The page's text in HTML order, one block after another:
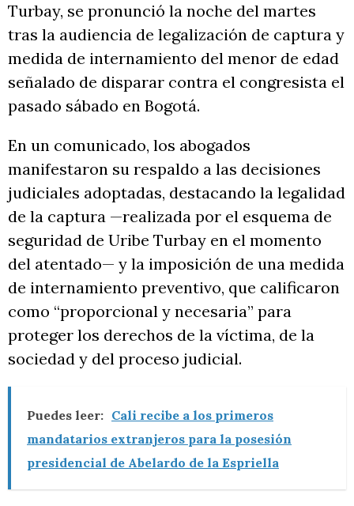
Turbay, se pronunció la noche del martes
tras la audiencia de legalización de captura y
medida de internamiento del menor de edad
señalado de disparar contra el congresista el
pasado sábado en Bogotá.
En un comunicado, los abogados
manifestaron su respaldo a las decisiones
judiciales adoptadas, destacando la legalidad
de la captura —realizada por el esquema de
seguridad de Uribe Turbay en el momento
del atentado— y la imposición de una medida
de internamiento preventivo, que calificaron
como “proporcional y necesaria” para
proteger los derechos de la víctima, de la
sociedad y del proceso judicial.
Puedes leer: Cali recibe a los primeros
mandatarios extranjeros para la posesión
presidencial de Abelardo de la Espriella